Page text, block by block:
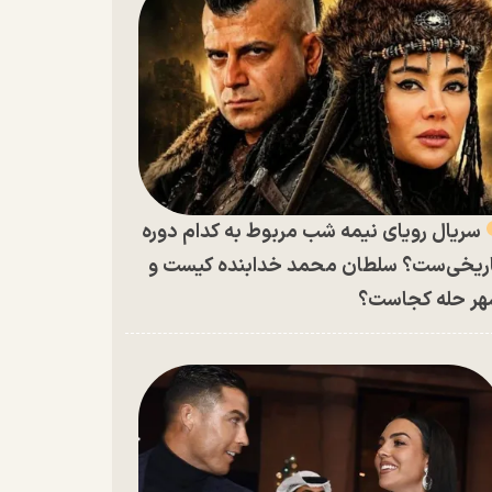
سریال رویای نیمه شب مربوط به کدام دوره
سلطان محمد خدابنده کیست و
حله کجاست؟